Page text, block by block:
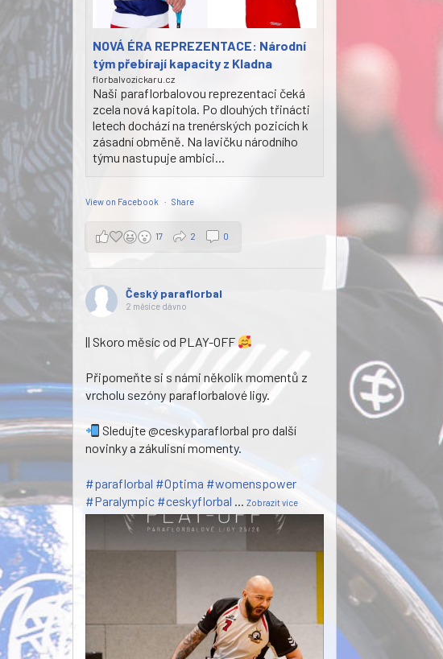
NOVÁ ÉRA REPREZENTACE: Národní
tým přebírají kapacity z Kladna
florbalvozickaru.cz
Naši paraflorbalovou reprezentaci čeká
zcela nová kapitola. Po dlouhých třinácti
letech dochází na trenérských pozicích k
zásadní obměně. Na lavičku národního
týmu nastupuje ambici...
View on Facebook · Share
17 2 0
Český paraflorbal
2 měsíce dávno
|| Skoro měsíc od PLAY-OFF
Připomeňte si s námi několik momentů z
vrcholu sezóny paraflorbalové ligy.
Sledujte @ceskyparaflorbal pro další
novinky a zákulisní momenty.
#paraflorbal #Optima #womenspower
#Paralympic #ceskyflorbal ... Zobrazit více